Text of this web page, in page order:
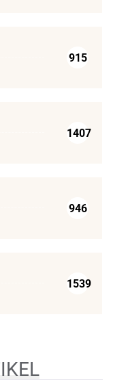
915
1407
946
1539